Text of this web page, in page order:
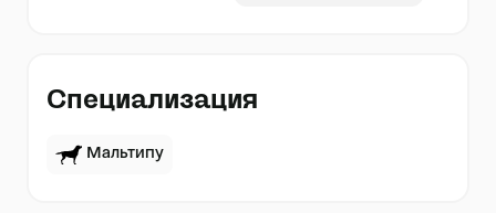
Специализация
Мальтипу